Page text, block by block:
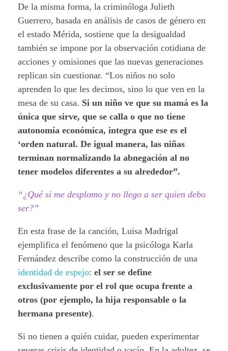
De la misma forma, la criminóloga Julieth
Guerrero, basada en análisis de casos de género en
el estado Mérida, sostiene que la desigualdad
también se impone por la observación cotidiana de
acciones y omisiones que las nuevas generaciones
replican sin cuestionar. “Los niños no solo
aprenden lo que les decimos, sino lo que ven en la
mesa de su casa. Si un niño ve que su mamá es la
única que sirve, que se calla o que no tiene
autonomía económica, integra que ese es el
‘orden natural. De igual manera, las niñas
terminan normalizando la abnegación al no
tener modelos diferentes a su alrededor”.
“¿Qué si me desplomo y no llego a ser quien debo
ser?”
En esta frase de la canción, Luisa Madrigal
ejemplifica el fenómeno que la psicóloga Karla
Fernández describe como la construcción de una
identidad de espejo: el ser se define
exclusivamente por el rol que ocupa frente a
otros (por ejemplo, la hija responsable o la
hermana presente).
Si no tienen a quién cuidar, pueden experimentar